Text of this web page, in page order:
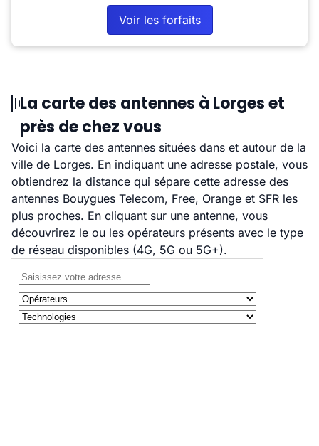
Voir les forfaits
La carte des antennes à Lorges et
près de chez vous
Voici la carte des antennes situées dans et autour de la
ville de Lorges. En indiquant une adresse postale, vous
obtiendrez la distance qui sépare cette adresse des
antennes Bouygues Telecom, Free, Orange et SFR les
plus proches. En cliquant sur une antenne, vous
découvrirez le ou les opérateurs présents avec le type
de réseau disponibles (4G, 5G ou 5G+).